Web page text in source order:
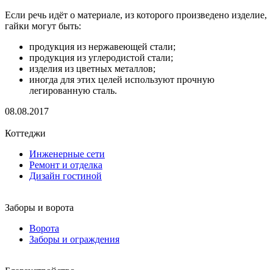
Если речь идёт о материале, из которого произведено изделие,
гайки могут быть:
продукция из нержавеющей стали;
продукция из углеродистой стали;
изделия из цветных металлов;
иногда для этих целей используют прочную
легированную сталь.
08.08.2017
Коттеджи
Инженерные сети
Ремонт и отделка
Дизайн гостиной
Заборы и ворота
Ворота
Заборы и ограждения